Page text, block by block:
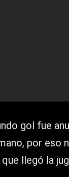
gol fue
por eso
llegó la